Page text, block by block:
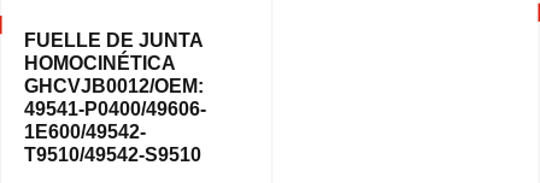
FUELLE DE JUNTA
HOMOCINÉTICA
GHCVJB0012/OEM:
49541-P0400/49606-
1E600/49542-
T9510/49542-S9510